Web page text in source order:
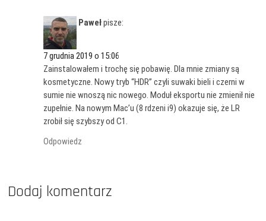
Pawełpisze:
7 grudnia 2019 o 15:06
Zainstalowałem i trochę się pobawię. Dla mnie zmiany są
kosmetyczne. Nowy tryb “HDR” czyli suwaki bieli i czerni w
sumie nie wnoszą nic nowego. Moduł eksportu nie zmienił nie
zupełnie. Na nowym Mac’u (8 rdzeni i9) okazuje się, że LR
zrobił się szybszy od C1.
Odpowiedz
Dodaj komentarz